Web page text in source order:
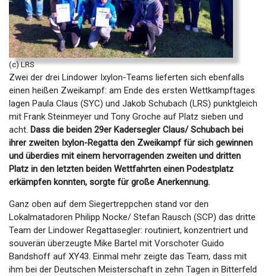
(c) LRS
Zwei der drei Lindower Ixylon-Teams lieferten sich ebenfalls
einen heißen Zweikampf: am Ende des ersten Wettkampftages
lagen Paula Claus (SYC) und Jakob Schubach (LRS) punktgleich
mit Frank Steinmeyer und Tony Groche auf Platz sieben und
acht. Dass die beiden 29er Kadersegler Claus/ Schubach bei
ihrer zweiten Ixylon-Regatta den Zweikampf für sich gewinnen
und überdies mit einem hervorragenden zweiten und dritten
Platz in den letzten beiden Wettfahrten einen Podestplatz
erkämpfen konnten, sorgte für große Anerkennung.
Ganz oben auf dem Siegertreppchen stand vor den
Lokalmatadoren Philipp Nocke/ Stefan Rausch (SCP) das dritte
Team der Lindower Regattasegler: routiniert, konzentriert und
souverän überzeugte Mike Bartel mit Vorschoter Guido
Bandshoff auf XY43. Einmal mehr zeigte das Team, dass mit
ihm bei der Deutschen Meisterschaft in zehn Tagen in Bitterfeld